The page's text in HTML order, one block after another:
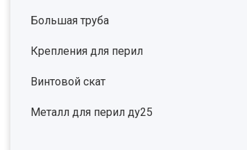
Большая труба
Крепления для перил
Винтовой скат
Металл для перил ду25